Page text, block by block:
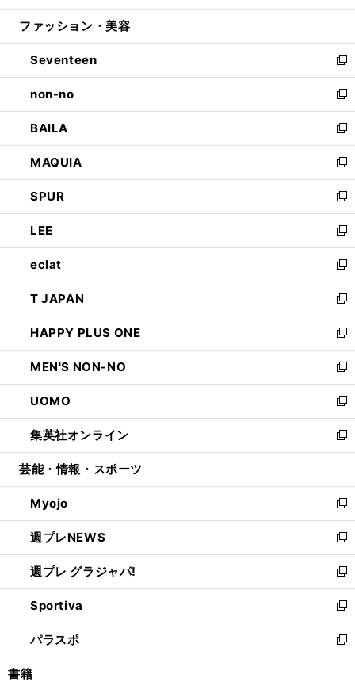
開
ウ
開
く
ン
ウ
で
開
く
ウ
ン
ド
ウ
で
開
く
ファッション・美容
Seventeen
新
し
い
ウ
ィ
ン
ド
ウ
で
開
く
non-no
新
し
い
ウ
ィ
ン
ド
ウ
で
開
く
BAILA
新
し
い
ウ
ィ
ン
ド
ウ
で
開
く
MAQUIA
新
し
い
ウ
ィ
ン
ド
ウ
で
開
く
SPUR
新
し
い
ウ
ィ
ン
ド
ウ
で
開
く
LEE
新
し
い
ウ
ィ
ン
ド
ウ
で
開
く
eclat
新
し
い
ウ
ィ
ン
ド
ウ
で
開
く
T JAPAN
新
し
い
ウ
ィ
ン
ド
ウ
で
開
HAPPY PLUS ONE
新
し
い
ウ
ィ
ン
ド
ウ
開
く
MEN'S NON-NO
新
し
い
ウ
ィ
ン
ウ
で
開
く
UOMO
新
し
い
ウ
ン
ド
ウ
で
開
く
集英社オンライン
新
し
ウ
ィ
ン
ド
ウ
で
開
く
芸能・情報・スポーツ
Myojo
新
し
い
ウ
ィ
ン
ド
ウ
で
開
週プレNEWS
新
し
い
ウ
ィ
ン
ド
ウ
週プレ グラジャパ!
新
し
い
ウ
ィ
ン
Sportiva
新
し
い
ウ
パラスポ
新
し
書籍